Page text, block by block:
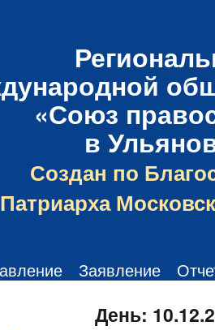
«Союз
в
Создан по
Патриарха
Заявление
День: